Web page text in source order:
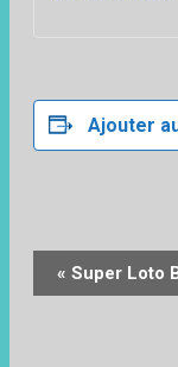
Ajouter
Navigation
Évènement
« Super Loto